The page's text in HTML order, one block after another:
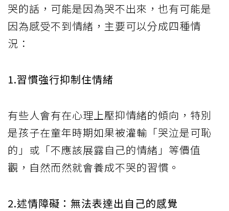
哭的話，可能是因為哭不出來，也有可能是
因為感受不到情緒，主要可以分成四種情
況：
1.習慣強行抑制住情緒
有些人會有在心理上壓抑情緒的傾向，特別
是孩子在童年時期如果被灌輸「哭泣是可恥
的」或「不應該展露自己的情緒」等價值
觀，自然而然就會養成不哭的習慣。
2.述情障礙：無法表達出自己的感覺